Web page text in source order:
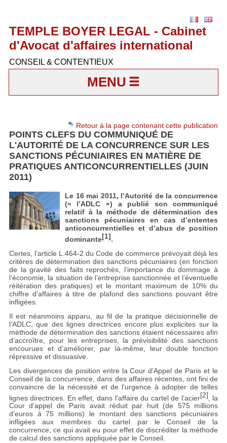
TEMPLE BOYER LEGAL - Cabinet
d'Avocat d'affaires international
CONSEIL & CONTENTIEUX
MENU
Retour à la page contenant cette publication
POINTS CLEFS DU COMMUNIQUÉ DE
L'AUTORITÉ DE LA CONCURRENCE SUR LES
SANCTIONS PÉCUNIAIRES EN MATIÈRE DE
PRATIQUES ANTICONCURRENTIELLES (JUIN
2011)
Le 16 mai 2011, l’Autorité de la concurrence
(« l’ADLC ») a publié son communiqué
relatif à la méthode de détermination des
sanctions pécuniaires en cas d’ententes
anticoncurrentielles et d’abus de position
dominante[1].
Certes, l’article L.464-2 du Code de commerce prévoyait déjà les
critères de détermination des sanctions pécuniaires (en fonction
de la gravité des faits reprochés, l’importance du dommage à
l’économie, la situation de l’entreprise sanctionnée et l’éventuelle
réitération des pratiques) et le montant maximum de 10% du
chiffre d’affaires à titre de plafond des sanctions pouvant être
infligées.
Il est néanmoins apparu, au fil de la pratique décisionnelle de
l’ADLC, que des lignes directrices encore plus explicites sur la
méthode de détermination des sanctions étaient nécessaires afin
d’accroître, pour les entreprises, la prévisibilité des sanctions
encourues et d’améliorer, par là-même, leur double fonction
répressive et dissuasive.
Les divergences de position entre la Cour d’Appel de Paris et le
Conseil de la concurrence, dans des affaires récentes, ont fini de
convaincre de la nécessité et de l’urgence à adopter de telles
lignes directrices. En effet, dans l’affaire du cartel de l’acier[2] , la
Cour d’appel de Paris avait réduit par huit (de 575 millions
d’euros à 75 millions) le montant des sanctions pécuniaires
infligées aux membres du cartel par le Conseil de la
concurrence, ce qui avait eu pour effet de discréditer la méthode
de calcul des sanctions appliquée par le Conseil.